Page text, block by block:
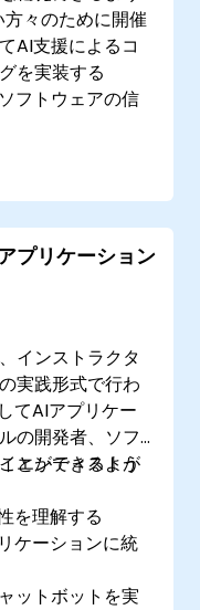
々のために開催
AI支援によるコ
を実装する
フトウェアの信
グの各工程にお
行う
プリケーション
インストラクタ
実践形式で行わ
てAIアプリケー
の開発者、ソフ
エンティストが
とができるよう
を理解する
ケーションに統
ットボットを実